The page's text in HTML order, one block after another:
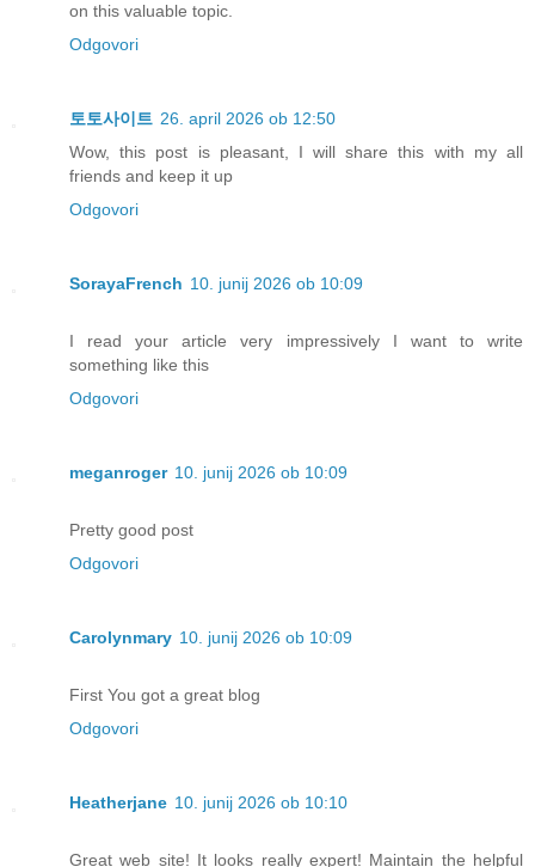
on this valuable topic.
Odgovori
토토사이트 26. april 2026 ob 12:50
Wow, this post is pleasant, I will share this with my all
friends and keep it up
Odgovori
SorayaFrench 10. junij 2026 ob 10:09
I read your article very impressively I want to write
something like this
Odgovori
meganroger 10. junij 2026 ob 10:09
Pretty good post
Odgovori
Carolynmary 10. junij 2026 ob 10:09
First You got a great blog
Odgovori
Heatherjane 10. junij 2026 ob 10:10
Great web site! It looks really expert! Maintain the helpful